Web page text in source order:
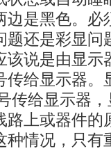
边是黑色。必
题还是彩显问
说是由显示
给显示器。
传给显示器
上或器件的
情况，只有